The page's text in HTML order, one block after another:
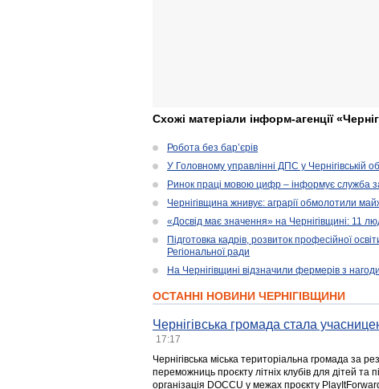
Схожі матеріали інформ-агенції
Робота без бар’єрів
У Головному управлінні ДПС у Чернігівській
Ринок праці мовою цифр – інформує служба
Чернігівщина жнивує: аграрії обмолотили
«Досвід має значення» на Чернігівщині: 11
Підготовка кадрів, розвиток професійної
Регіональної ради
На Чернігівщині відзначили фермерів з
ОСТАННІ НОВИНИ ЧЕРНІГІВЩИНИ
Чернігівська громада стала
17:17
Чернігівська міська територіальна громада за
переможниць проєкту літніх клубів для дітей та
організація DOCCU у межах проєкту